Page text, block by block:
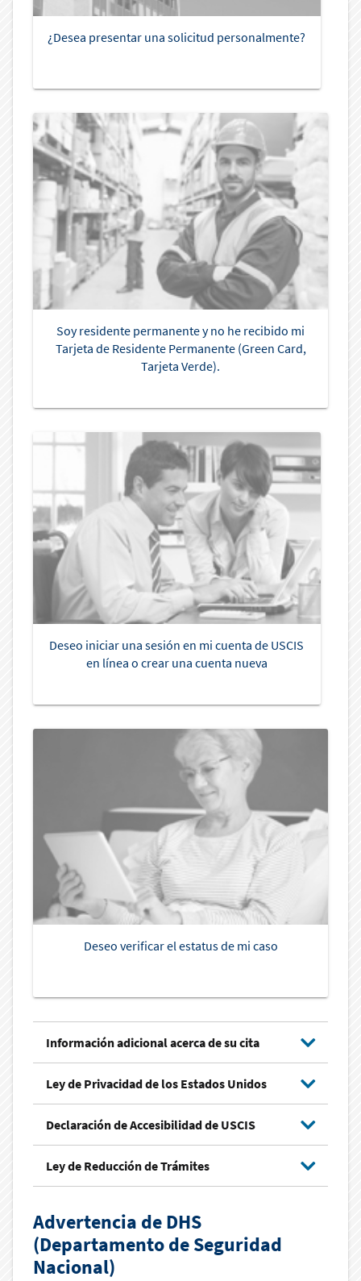
¿Desea presentar una solicitud personalmente?
Soy residente permanente y no he recibido mi
Tarjeta de Residente Permanente (Green Card,
Tarjeta Verde).
Deseo iniciar una sesión en mi cuenta de USCIS
en línea o crear una cuenta nueva
Deseo verificar el estatus de mi caso
Información adicional acerca de su cita
Ley de Privacidad de los Estados Unidos
Declaración de Accesibilidad de USCIS
Ley de Reducción de Trámites
Advertencia de DHS
(Departamento de Seguridad
Nacional)